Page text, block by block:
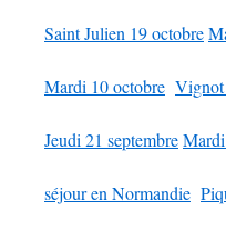
Saint Julien 19 octobre
Mardi 10 octobre Vignot
Jeudi 21 septembre
séjour en Normandie